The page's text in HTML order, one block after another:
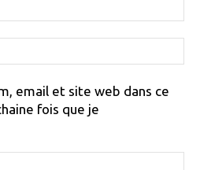
:
:
email et site web dans ce
fois que je